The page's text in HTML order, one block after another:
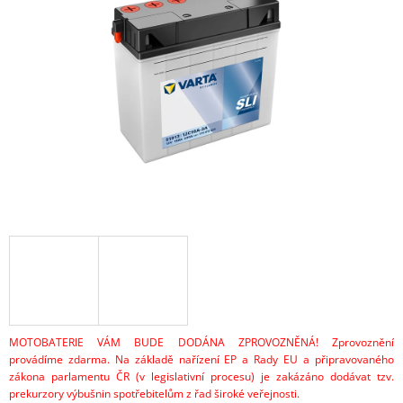
MOTOBATERIE VÁM BUDE DODÁNA ZPROVOZNĚNÁ! Zprovoznění
provádíme zdarma. Na základě nařízení EP a Rady EU a připravovaného
zákona parlamentu ČR (v legislativní procesu) je zakázáno dodávat tzv.
prekurzory výbušnin spotřebitelům z řad široké veřejnosti.
O
R
U
Č